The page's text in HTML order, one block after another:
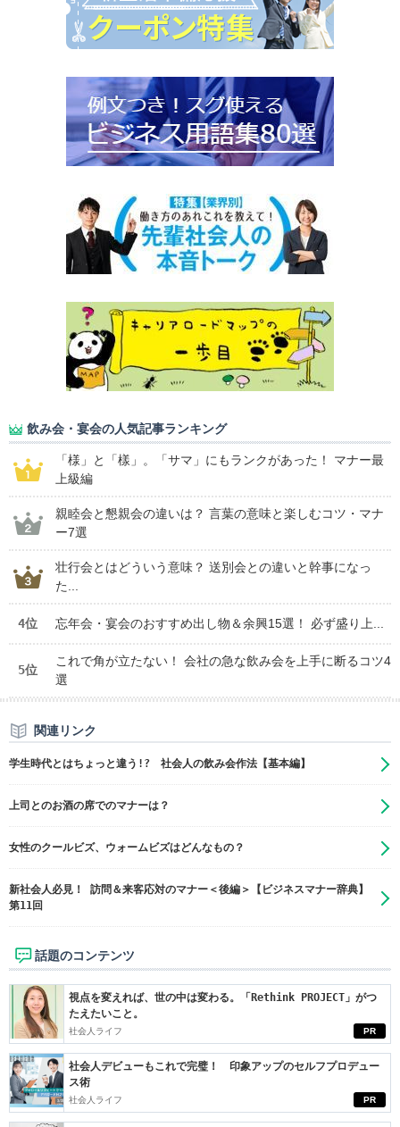
飲み会・宴会の人気記事ランキング
「様」と「樣」。「サマ」にもランクがあった！ マナー最
上級編
親睦会と懇親会の違いは？ 言葉の意味と楽しむコツ・マナ
ー7選
壮行会とはどういう意味？ 送別会との違いと幹事になっ
た...
4位 忘年会・宴会のおすすめ出し物＆余興15選！ 必ず盛り上...
5位
これで角が立たない！ 会社の急な飲み会を上手に断るコツ4
選
関連リンク
学生時代とはちょっと違う!? 社会人の飲み会作法【基本編】
上司とのお酒の席でのマナーは？
女性のクールビズ、ウォームビズはどんなもの？
新社会人必見！ 訪問＆来客応対のマナー＜後編＞【ビジネスマナー辞典】
第11回
話題のコンテンツ
PR
視点を変えれば、世の中は変わる。「Rethink PROJECT」がつ
たえたいこと。
社会人ライフ
PR
社会人デビューもこれで完璧！ 印象アップのセルフプロデュー
ス術
社会人ライフ